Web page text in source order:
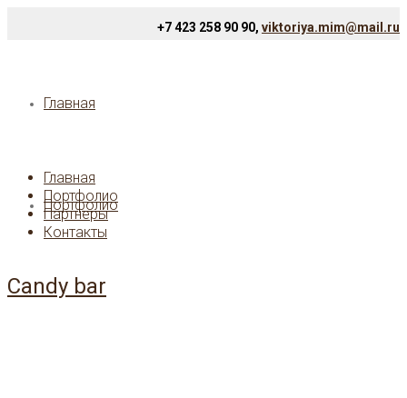
+7 423 258 90 90, viktoriya.mim@mail.ru
Главная
Портфолио
Главная
Портфолио
Партнеры
Контакты
Candy bar